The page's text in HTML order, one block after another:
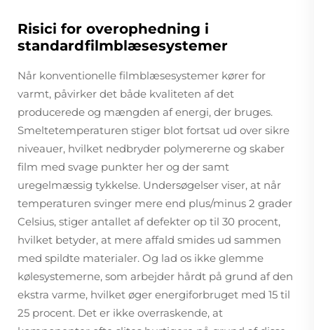
Risici for overophedning i
standardfilmblæsesystemer
Når konventionelle filmblæsesystemer kører for
varmt, påvirker det både kvaliteten af det
producerede og mængden af energi, der bruges.
Smeltetemperaturen stiger blot fortsat ud over sikre
niveauer, hvilket nedbryder polymererne og skaber
film med svage punkter her og der samt
uregelmæssig tykkelse. Undersøgelser viser, at når
temperaturen svinger mere end plus/minus 2 grader
Celsius, stiger antallet af defekter op til 30 procent,
hvilket betyder, at mere affald smides ud sammen
med spildte materialer. Og lad os ikke glemme
kølesystemerne, som arbejder hårdt på grund af den
ekstra varme, hvilket øger energiforbruget med 15 til
25 procent. Det er ikke overraskende, at